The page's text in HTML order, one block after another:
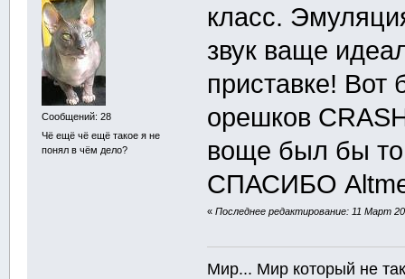
Сообщений: 28
Чё ещё чё ещё такое я не
понял в чём дело?
класс.
звук ваще
приставке!
орешков
воще был бы
СПАСИБО
«Последнее редактирование: 11 Март
Мир... Мир который не